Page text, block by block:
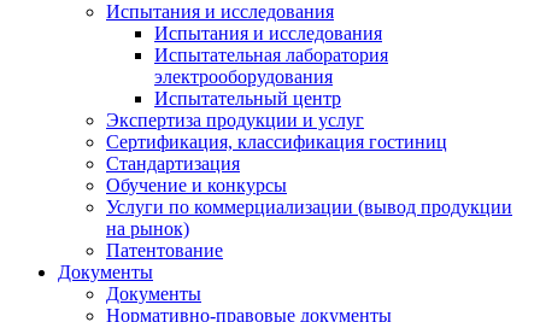
Испытания и исследования
Испытания и исследования
Испытательная лаборатория
электрооборудования
Испытательный центр
Экспертиза продукции и услуг
Сертификация, классификация гостиниц
Стандартизация
Обучение и конкурсы
Услуги по коммерциализации (вывод продукции
на рынок)
Патентование
Документы
Документы
Нормативно-правовые документы